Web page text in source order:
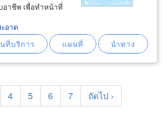
อาชีพ เพื่อทำหน้าที่
ำธุรกิจค้าขาย
ส่งมอบแม่บ้าน
รแม่บ้านทำความ
อาด
Page
4 Page
5 Page
6 Page
7
Next
page
ถัดไป ›